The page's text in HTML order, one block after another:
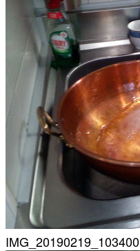
IMG_20190219_103400